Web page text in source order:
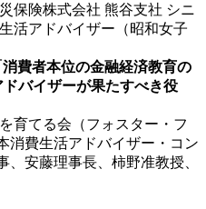
保険株式会社 熊谷支社 シニ
活アドバイザー（昭和女子
費者本位の金融経済教育の
バイザーが果たすべき役
育てる会（フォスター・フ
消費生活アドバイザー・コン
安藤理事長、柿野准教授、